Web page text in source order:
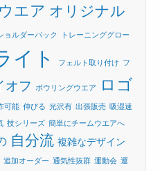
エア オリジナル
ョルダーバック トレーニンググロー
イト フェルト取り付け フ
オフ ボウリングウエア ロゴ
可能 伸びる 光沢有 出張販売 吸湿速
技シリーズ 簡単にチームウエアへ
自分流 複雑なデザイン
追加オーダー 通気性抜群 運動会 運